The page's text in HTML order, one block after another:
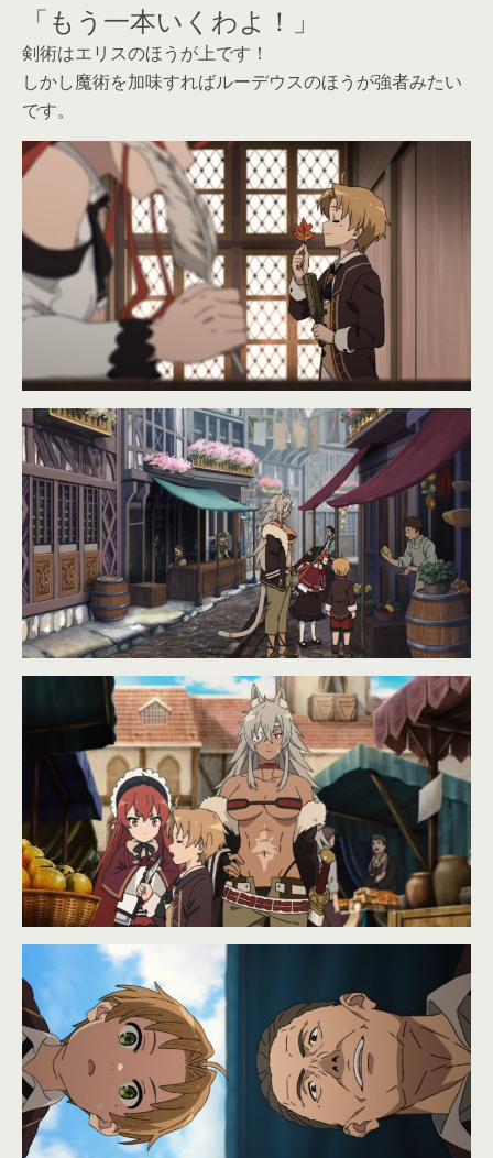
「もう一本いくわよ！」
剣術はエリスのほうが上です！
しかし魔術を加味すればルーデウスのほうが強者みたい
です。